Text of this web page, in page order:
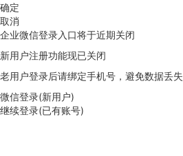
确定
取消
企业微信登录入口将于近期关闭
新用户注册功能现已关闭
老用户登录后请绑定手机号，避免数据丢失
微信登录(新用户)
继续登录(已有账号)